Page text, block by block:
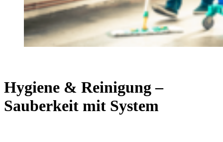
Hygiene & Reinigung –
Sauberkeit mit System